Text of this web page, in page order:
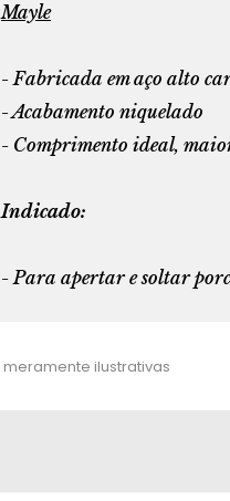
Mayle
- Fabricada em aço alto
- Acabamento niquelado
- Comprimento ideal,
Indicado:
- Para apertar e soltar